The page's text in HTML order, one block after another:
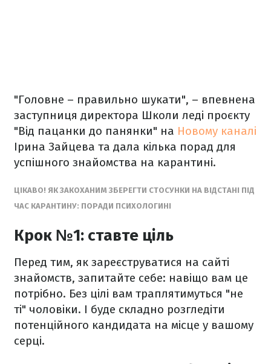
"Головне – правильно шукати", – впевнена
заступниця директора Школи леді проєкту
"Від пацанки до панянки" на Новому каналі
Ірина Зайцева та дала кілька порад для
успішного знайомства на карантині.
ЦІКАВО! ЯК ЗАКОХАНИМ ЗБЕРЕГТИ СТОСУНКИ НА ВІДСТАНІ ПІД
ЧАС КАРАНТИНУ: ПОРАДИ ПСИХОЛОГИНІ
Крок №1: ставте ціль
Перед тим, як зареєструватися на сайті
знайомств, запитайте себе: навіщо вам це
потрібно. Без цілі вам траплятимуться "не
ті" чоловіки. І буде складно розгледіти
потенційного кандидата на місце у вашому
серці.